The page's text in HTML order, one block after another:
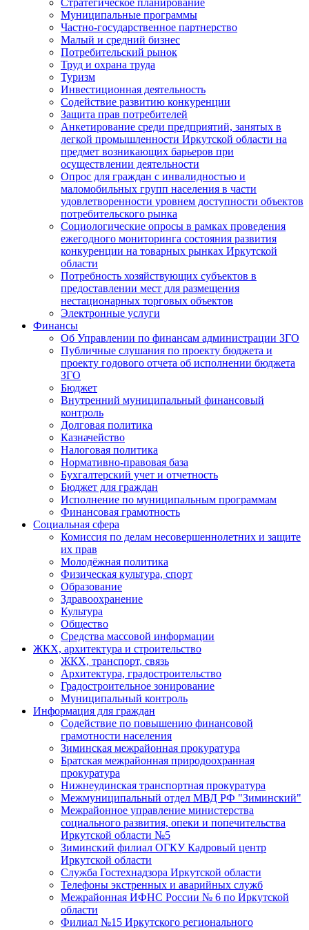
Стратегическое планирование
Муниципальные программы
Частно-государственное партнерство
Малый и средний бизнес
Потребительский рынок
Труд и охрана труда
Туризм
Инвестиционная деятельность
Содействие развитию конкуренции
Защита прав потребителей
Анкетирование среди предприятий, занятых в
легкой промышленности Иркутской области на
предмет возникающих барьеров при
осуществлении деятельности
Опрос для граждан с инвалидностью и
маломобильных групп населения в части
удовлетворенности уровнем доступности объектов
потребительского рынка
Социологические опросы в рамках проведения
ежегодного мониторинга состояния развития
конкуренции на товарных рынках Иркутской
области
Потребность хозяйствующих субъектов в
предоставлении мест для размещения
нестационарных торговых объектов
Электронные услуги
Финансы
Об Управлении по финансам администрации ЗГО
Публичные слушания по проекту бюджета и
проекту годового отчета об исполнении бюджета
ЗГО
Бюджет
Внутренний муниципальный финансовый
контроль
Долговая политика
Казначейство
Налоговая политика
Нормативно-правовая база
Бухгалтерский учет и отчетность
Бюджет для граждан
Исполнение по муниципальным программам
Финансовая грамотность
Социальная сфера
Комиссия по делам несовершеннолетних и защите
их прав
Молодёжная политика
Физическая культура, спорт
Образование
Здравоохранение
Культура
Общество
Средства массовой информации
ЖКХ, архитектура и строительство
ЖКХ, транспорт, связь
Архитектура, градостроительство
Градостроительное зонирование
Муниципальный контроль
Информация для граждан
Содействие по повышению финансовой
грамотности населения
Зиминская межрайонная прокуратура
Братская межрайонная природоохранная
прокуратура
Нижнеудинская транспортная прокуратура
Межмуниципальный отдел МВД РФ "Зиминский"
Межрайонное управление министерства
социального развития, опеки и попечительства
Иркутской области №5
Зиминский филиал ОГКУ Кадровый центр
Иркутской области
Служба Гостехнадзора Иркутской области
Телефоны экстренных и аварийных служб
Межрайонная ИФНС России № 6 по Иркутской
области
Филиал №15 Иркутского регионального